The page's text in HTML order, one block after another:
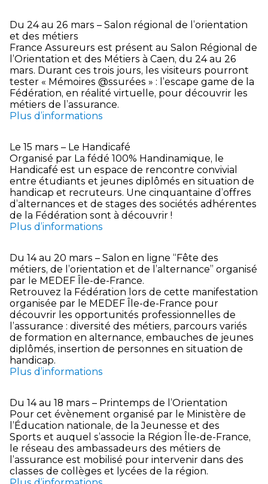
Du 24 au 26 mars – Salon régional de l’orientation
et des métiers
France Assureurs est présent au Salon Régional de
l’Orientation et des Métiers à Caen, du 24 au 26
mars. Durant ces trois jours, les visiteurs pourront
tester « Mémoires @ssurées » : l’escape game de la
Fédération, en réalité virtuelle, pour découvrir les
métiers de l’assurance.
Plus d’informations
Le 15 mars – Le Handicafé
Organisé par La fédé 100% Handinamique, le
Handicafé est un espace de rencontre convivial
entre étudiants et jeunes diplômés en situation de
handicap et recruteurs. Une cinquantaine d’offres
d’alternances et de stages des sociétés adhérentes
de la Fédération sont à découvrir !
Plus d’informations
Du 14 au 20 mars – Salon en ligne “Fête des
métiers, de l’orientation et de l’alternance” organisé
par le MEDEF Île-de-France.
Retrouvez la Fédération lors de cette manifestation
organisée par le MEDEF Île-de-France pour
découvrir les opportunités professionnelles de
l’assurance : diversité des métiers, parcours variés
de formation en alternance, embauches de jeunes
diplômés, insertion de personnes en situation de
handicap.
Plus d’informations
Du 14 au 18 mars – Printemps de l’Orientation
Pour cet évènement organisé par le Ministère de
l’Éducation nationale, de la Jeunesse et des
Sports et auquel s’associe la Région Île-de-France,
le réseau des ambassadeurs des métiers de
l’assurance est mobilisé pour intervenir dans des
classes de collèges et lycées de la région.